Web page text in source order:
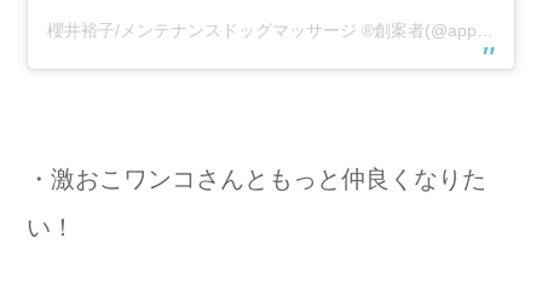
櫻井裕子/メンテナンスドッグマッサージ ®️創案者(@appricie)がシェアした投稿
・激おこワンコさんともっと仲良くなりた
い！